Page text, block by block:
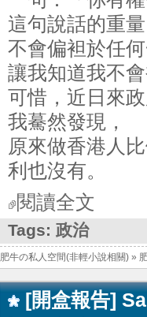
這句說話的重
不會偏袒於任
讓我知道我不
可惜，近日來
我驀然發現，
原來做香港人
利也沒有。
閱讀全文
Tags: 政治
肥牛の私人空間(非輕小說相關) »
[開盒報告]